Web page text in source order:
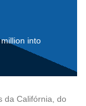
into
da Califórnia, do